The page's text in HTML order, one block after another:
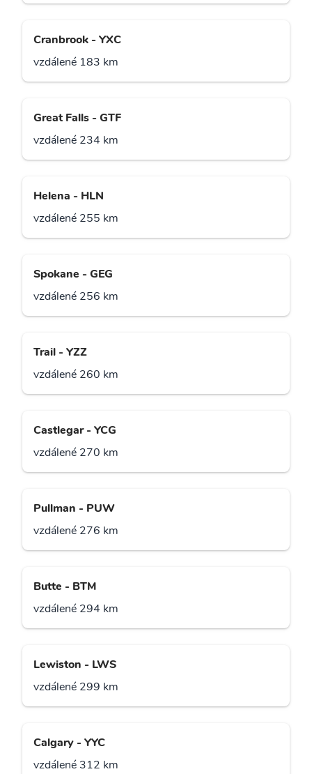
Cranbrook - YXC
vzdálené 183 km
Great Falls - GTF
vzdálené 234 km
Helena - HLN
vzdálené 255 km
Spokane - GEG
vzdálené 256 km
Trail - YZZ
vzdálené 260 km
Castlegar - YCG
vzdálené 270 km
Pullman - PUW
vzdálené 276 km
Butte - BTM
vzdálené 294 km
Lewiston - LWS
vzdálené 299 km
Calgary - YYC
vzdálené 312 km